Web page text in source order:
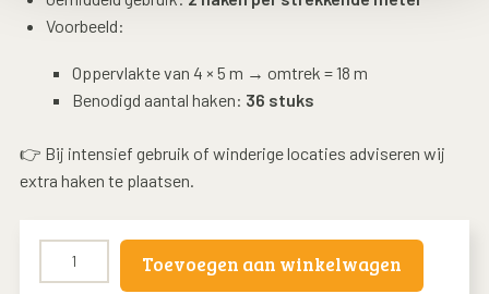
Voorbeeld:
Oppervlakte van 4 × 5 m → omtrek = 18 m
Benodigd aantal haken: 36 stuks
👉 Bij intensief gebruik of winderige locaties adviseren wij
extra haken te plaatsen.
Bevestigingshaken
voor
Toevoegen aan winkelwagen